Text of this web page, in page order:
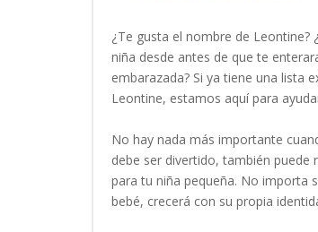
¿Te gusta el nombre de
niña desde antes de que te
embarazada? Si ya tiene una lista
Leontine, estamos aquí para
No hay nada más importante
debe ser divertido, también
para tu niña pequeña. No importa
bebé, crecerá con su propia